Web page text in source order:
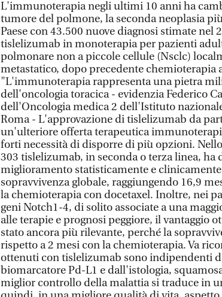
L'immunoterapia negli ultimi 10 anni ha
tumore del polmone, la seconda neoplasia
Paese con 43.500 nuove diagnosi stimate nel
tislelizumab in monoterapia per pazienti
polmonare non a piccole cellule (Nsclc)
metastatico, dopo precedente chemioterapia
"L'immunoterapia rappresenta una pietra
dell'oncologia toracica - evidenzia Federico
dell'Oncologia medica 2 dell'Istituto
Roma - L'approvazione di tislelizumab da
un'ulteriore offerta terapeutica
forti necessità di disporre di più opzioni.
303 tislelizumab, in seconda o terza linea, ha
miglioramento statisticamente e
sopravvivenza globale, raggiungendo 16,9
la chemioterapia con docetaxel. Inoltre, nei
geni Notch1-4, di solito associate a una
alle terapie e prognosi peggiore, il vantaggio
stato ancora più rilevante, perché la
rispetto a 2 mesi con la chemioterapia. Va
ottenuti con tislelizumab sono indipendenti
biomarcatore Pd-L1 e dall'istologia,
miglior controllo della malattia si traduce in